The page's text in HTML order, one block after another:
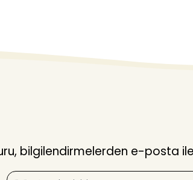
bilgilendirmelerden e-posta